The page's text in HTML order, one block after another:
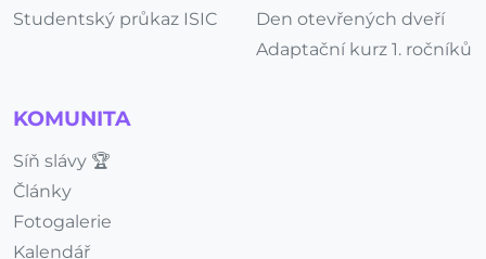
Studentský průkaz ISIC
Den otevřených dveří
Adaptační kurz 1. ročníků
KOMUNITA
Síň slávy 🏆
Články
Fotogalerie
Kalendář